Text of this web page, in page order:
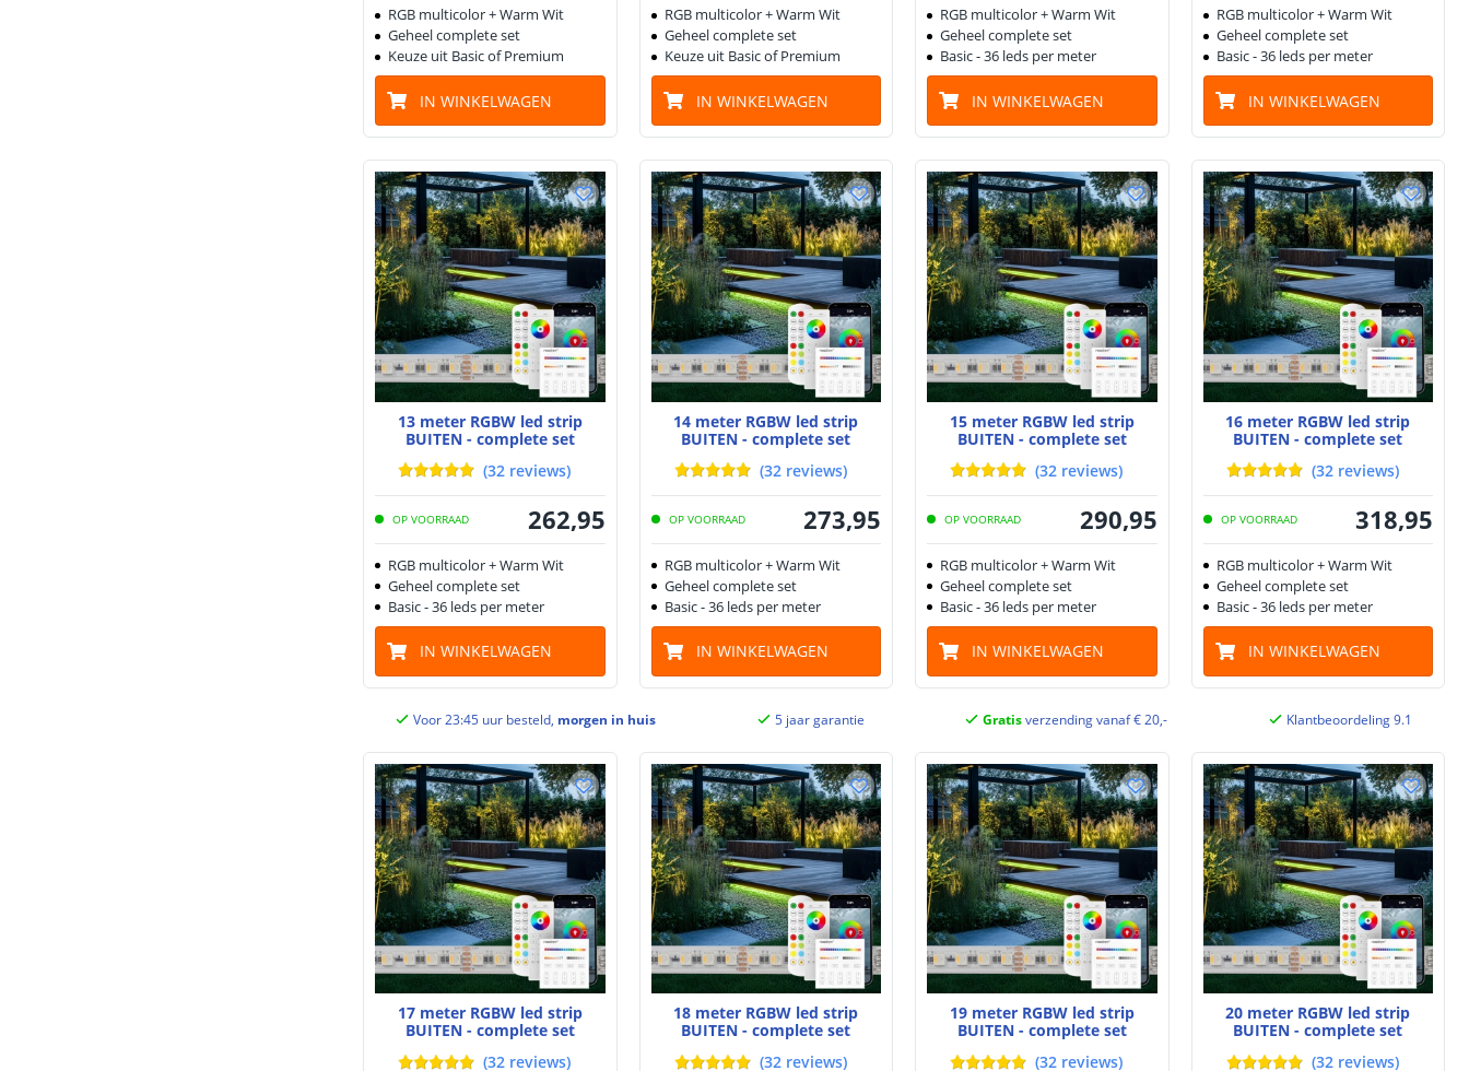
RGB multicolor + Warm Wit
Geheel complete set
Keuze uit Basic of Premium
IN WINKELWAGEN
RGB multicolor + Warm Wit
Geheel complete set
Keuze uit Basic of Premium
IN WINKELWAGEN
RGB multicolor + Warm Wit
Geheel complete set
Basic - 36 leds per meter
IN WINKELWAGEN
RGB multicolor + Warm Wit
Geheel complete set
Basic - 36 leds per meter
IN WINKELWAGEN
13 meter RGBW led strip
BUITEN - complete set
(32 reviews)
OP VOORRAAD 262,95
RGB multicolor + Warm Wit
Geheel complete set
Basic - 36 leds per meter
IN WINKELWAGEN
14 meter RGBW led strip
BUITEN - complete set
(32 reviews)
OP VOORRAAD 273,95
RGB multicolor + Warm Wit
Geheel complete set
Basic - 36 leds per meter
IN WINKELWAGEN
15 meter RGBW led strip
BUITEN - complete set
(32 reviews)
OP VOORRAAD 290,95
RGB multicolor + Warm Wit
Geheel complete set
Basic - 36 leds per meter
IN WINKELWAGEN
16 meter RGBW led strip
BUITEN - complete set
(32 reviews)
OP VOORRAAD 318,95
RGB multicolor + Warm Wit
Geheel complete set
Basic - 36 leds per meter
IN WINKELWAGEN
Voor 23:45 uur besteld, morgen in huis 5 jaar garantie Gratisverzending vanaf € 20,- Klantbeoordeling 9.1
17 meter RGBW led strip
BUITEN - complete set
(32 reviews)
18 meter RGBW led strip
BUITEN - complete set
(32 reviews)
19 meter RGBW led strip
BUITEN - complete set
(32 reviews)
20 meter RGBW led strip
BUITEN - complete set
(32 reviews)